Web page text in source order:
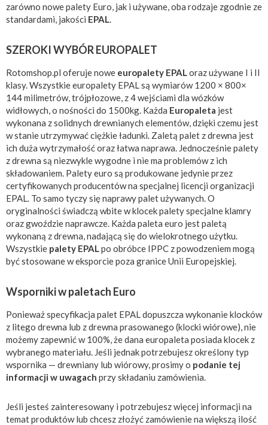
zarówno nowe palety Euro, jak i używane, oba rodzaje zgodnie ze
standardami, jakości EPAL.
SZEROKI WYBÓR EUROPALET
Rotomshop.pl oferuje nowe europalety EPALoraz używane I i II
klasy. Wszystkie europalety EPAL są wymiarów 1200 × 800×
144 milimetrów, trójpłozowe, z 4 wejściami dla wózków
widłowych, o nośności do 1500kg. Każda Europaleta jest
wykonana z solidnych drewnianych elementów, dzięki czemu jest
w stanie utrzymywać ciężkie ładunki. Zaletą palet z drewna jest
ich duża wytrzymałość oraz łatwa naprawa. Jednocześnie palety
z drewna są niezwykle wygodne i nie ma problemów z ich
składowaniem. Palety euro są produkowane jedynie przez
certyfikowanych producentów na specjalnej licencji organizacji
EPAL. To samo tyczy się naprawy palet używanych. O
oryginalności świadczą wbite w klocek palety specjalne klamry
oraz gwoździe naprawcze. Każda paleta euro jest paletą
wykonaną z drewna, nadającą się do wielokrotnego użytku.
Wszystkie palety EPALpo obróbce IPPC z powodzeniem mogą
być stosowane w eksporcie poza granice Unii Europejskiej.
Wsporniki w paletach Euro
Ponieważ specyfikacja palet EPAL dopuszcza wykonanie klocków
z litego drewna lub z drewna prasowanego (klocki wiórowe), nie
możemy zapewnić w 100%, że dana europaleta posiada klocek z
wybranego materiału. Jeśli jednak potrzebujesz określony typ
wspornika — drewniany lub wiórowy, prosimy o podanie tej
informacji w uwagach przy składaniu zamówienia.
Jeśli jesteś zainteresowany i potrzebujesz więcej informacji na
temat produktów lub chcesz złożyć zamówienie na większą ilość